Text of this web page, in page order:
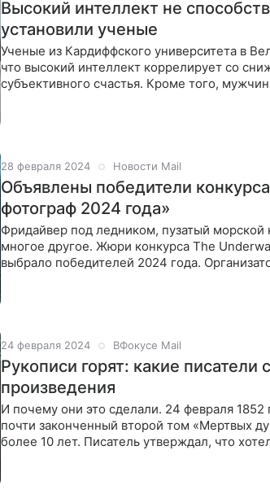
Высокий интеллект не
установили ученые
Ученые из Кардиффского университета в
что высокий интеллект коррелирует со
субъективного счастья. Кроме того,
28 февраля 2024 Новости Mail
Объявлены победители
фотограф 2024 года»
Фридайвер под ледником, пузатый морской
многое другое. Жюри конкурса The
выбрало победителей 2024 года.
24 февраля 2024 ВФокусе Mail
Рукописи горят: какие писатели
произведения
И почему они это сделали. 24 февраля 1852
почти законченный второй том «Мертвых
более 10 лет. Писатель утверждал, что